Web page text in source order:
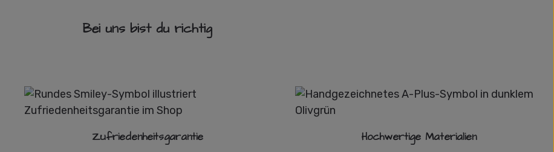
Bei uns bist du richtig
Zufriedenheitsgarantie Hochwertige Materialien